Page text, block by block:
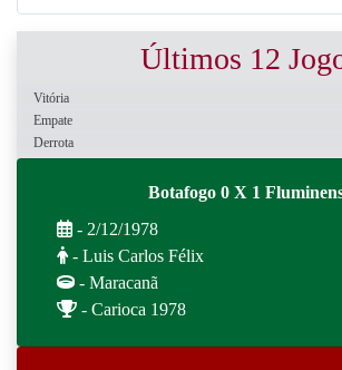
Últimos 12
Vitória
Empate
Derrota
Botafogo 0 X 1
- 2/12/1978
- Luis Carlos Félix
- Maracanã
- Carioca 1978